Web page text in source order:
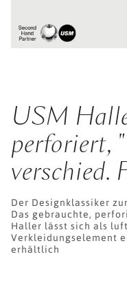
USM
perforiert,
verschied.
Der Designklassiker
Das gebrauchte,
Haller lässt sich als
Verkleidungselement
erhältlich